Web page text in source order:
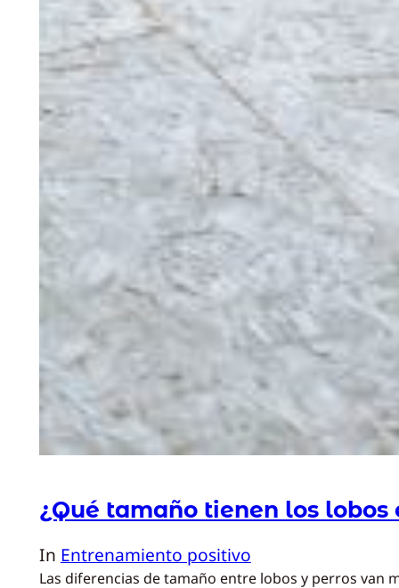
¿Qué tamaño tienen los
In Entrenamiento positivo
Las diferencias de tamaño entre lobos y perros van